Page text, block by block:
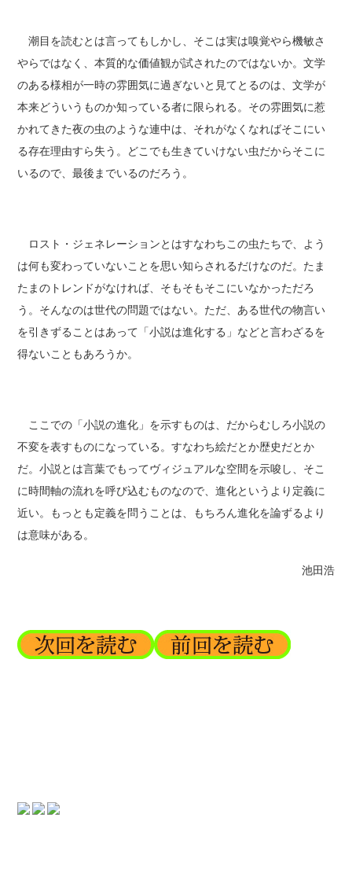
潮目を読むとは言ってもしかし、そこは実は嗅覚やら機敏さ
やらではなく、本質的な価値観が試されたのではないか。文学
のある様相が一時の雰囲気に過ぎないと見てとるのは、文学が
本来どういうものか知っている者に限られる。その雰囲気に惹
かれてきた夜の虫のような連中は、それがなくなればそこにい
る存在理由すら失う。どこでも生きていけない虫だからそこに
いるので、最後までいるのだろう。
ロスト・ジェネレーションとはすなわちこの虫たちで、よう
は何も変わっていないことを思い知らされるだけなのだ。たま
たまのトレンドがなければ、そもそもそこにいなかっただろ
う。そんなのは世代の問題ではない。ただ、ある世代の物言い
を引きずることはあって「小説は進化する」などと言わざるを
得ないこともあろうか。
ここでの「小説の進化」を示すものは、だからむしろ小説の
不変を表すものになっている。すなわち絵だとか歴史だとか
だ。小説とは言葉でもってヴィジュアルな空間を示唆し、そこ
に時間軸の流れを呼び込むものなので、進化というより定義に
近い。もっとも定義を問うことは、もちろん進化を論ずるより
は意味がある。
池田浩